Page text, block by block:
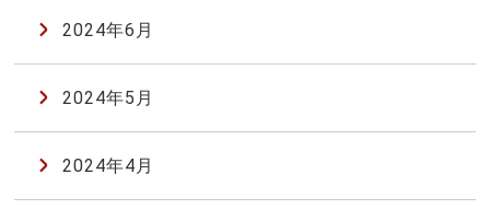
2024年6月
2024年5月
2024年4月